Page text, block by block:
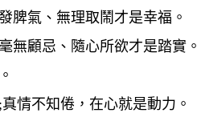
脾氣、無理取鬧才是幸福。
無顧忌、隨心所欲才是踏實。
情不知倦，在心就是動力。